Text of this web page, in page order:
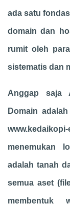
ada satu
domain dan
rumit oleh
sistematis dan
Anggap saja
Domain
menemukan
adalah tanah
semua aset
membentuk